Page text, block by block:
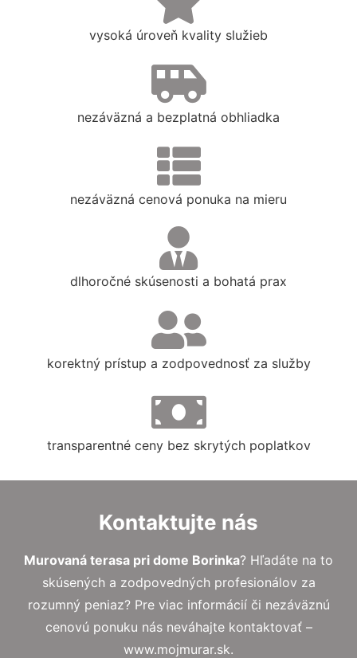
vysoká úroveň kvality služieb
nezáväzná a bezplatná obhliadka
nezáväzná cenová ponuka na mieru
dlhoročné skúsenosti a bohatá prax
korektný prístup a zodpovednosť za služby
transparentné ceny bez skrytých poplatkov
Kontaktujte nás
Murovaná terasa pri dome Borinka? Hľadáte na to
skúsených a zodpovedných profesionálov za
rozumný peniaz? Pre viac informácií či nezáväznú
cenovú ponuku nás neváhajte kontaktovať –
www.mojmurar.sk.